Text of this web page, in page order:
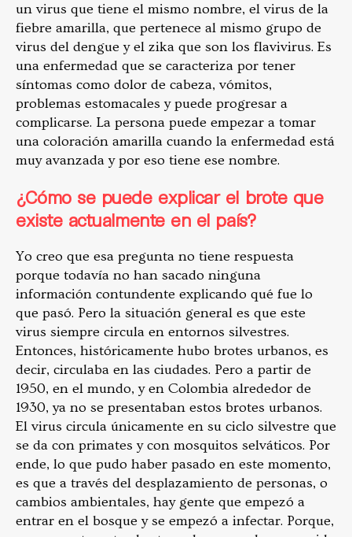
un virus que tiene el mismo nombre, el virus de la
fiebre amarilla, que pertenece al mismo grupo de
virus del dengue y el zika que son los flavivirus. Es
una enfermedad que se caracteriza por tener
síntomas como dolor de cabeza, vómitos,
problemas estomacales y puede progresar a
complicarse. La persona puede empezar a tomar
una coloración amarilla cuando la enfermedad está
muy avanzada y por eso tiene ese nombre.
¿Cómo se puede explicar el brote que
existe actualmente en el país?
Yo creo que esa pregunta no tiene respuesta
porque todavía no han sacado ninguna
información contundente explicando qué fue lo
que pasó. Pero la situación general es que este
virus siempre circula en entornos silvestres.
Entonces, históricamente hubo brotes urbanos, es
decir, circulaba en las ciudades. Pero a partir de
1950, en el mundo, y en Colombia alrededor de
1930, ya no se presentaban estos brotes urbanos.
El virus circula únicamente en su ciclo silvestre que
se da con primates y con mosquitos selváticos. Por
ende, lo que pudo haber pasado en este momento,
es que a través del desplazamiento de personas, o
cambios ambientales, hay gente que empezó a
entrar en el bosque y se empezó a infectar. Porque,